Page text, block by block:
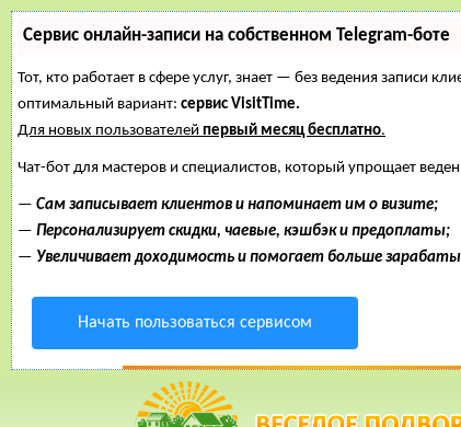
Сервис онлайн-записи на собственном Telegram-боте
Тот, кто работает в сфере услуг, знает — без ведения записи
оптимальный вариант: сервис VisitTime.
Для новых пользователей первый месяц бесплатно.
Чат-бот для мастеров и специалистов, который упрощает
— Сам записывает клиентов и напоминает им о визите;
— Персонализирует скидки, чаевые, кэшбэк и предоплаты;
— Увеличивает доходимость и помогает больше
Начать пользоваться сервисом
ФОРУМ